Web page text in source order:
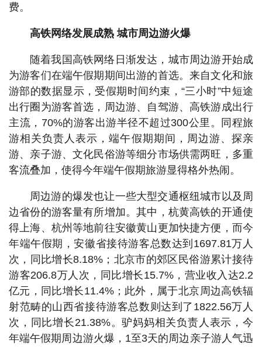
费。
高铁网络发展成熟 城市周边游火爆
随着我国高铁网络日渐发达，城市周边游开始成
为游客们在端午假期期间出游的首选。来自文化和旅
游部的数据显示，受假期时间约束，“三小时”中短途
出行圈为游客首选，周边游、自驾游、高铁游成出行
主流，70%的游客出游半径不超过300公里。同程旅
游相关负责人表示，端午假期期间，周边游、探亲
游、亲子游、文化民俗游等细分市场供需两旺，多重
客流叠加，使得今年端午假期旅游显得格外热闹。
周边游的爆发也让一些大型交通枢纽城市以及周
边省份的游客量有所增加。其中，杭黄高铁的开通使
得上海、杭州等地前往安徽黄山更加快捷方便，而今
年端午假期，安徽省接待游客总数达到1697.81万人
次，同比增长8.18%；北京市的郊区民俗游累计接待
游客206.8万人次，同比增长15.7%，营业收入达2.2
亿元，同比增长11.4%；此外，属于北京周边高铁辐
射范畴的山西省接待游客总数则达到了1822.56万人
次，同比增长21.38%。驴妈妈相关负责人表示，今
年端午假期周边游火爆，1至3天的周边亲子游人气迅